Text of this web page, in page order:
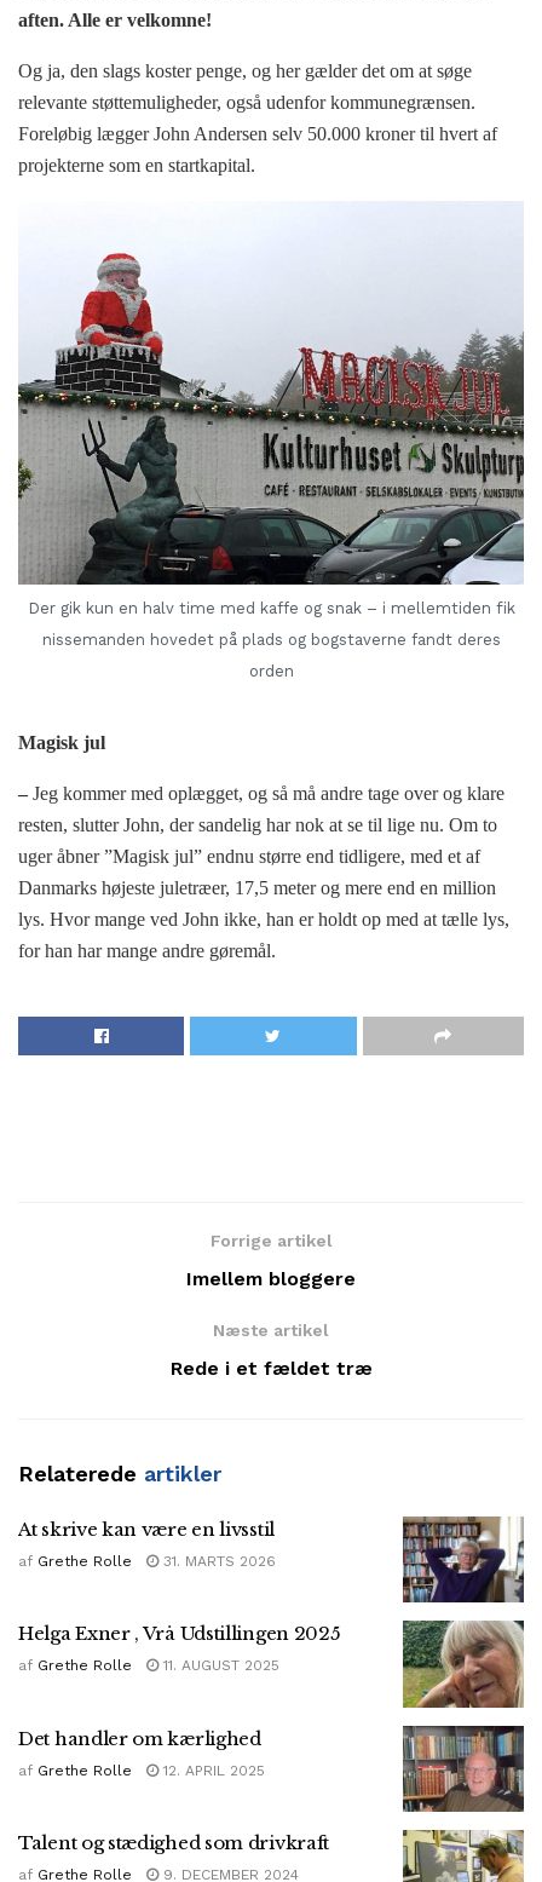
aften. Alle er velkomne!
Og ja, den slags koster penge, og her gælder det om at søge
relevante støttemuligheder, også udenfor kommunegrænsen.
Foreløbig lægger John Andersen selv 50.000 kroner til hvert af
projekterne som en startkapital.
Der gik kun en halv time med kaffe og snak – i mellemtiden fik
nissemanden hovedet på plads og bogstaverne fandt deres
orden
Magisk jul
– Jeg kommer med oplægget, og så må andre tage over og klare
resten, slutter John, der sandelig har nok at se til lige nu. Om to
uger åbner ”Magisk jul” endnu større end tidligere, med et af
Danmarks højeste juletræer, 17,5 meter og mere end en million
lys. Hvor mange ved John ikke, han er holdt op med at tælle lys,
for han har mange andre gøremål.
Forrige artikel
Imellem bloggere
Næste artikel
Rede i et fældet træ
Relaterede artikler
At skrive kan være en livsstil
af Grethe Rolle 31. MARTS 2026
Helga Exner , Vrå Udstillingen 2025
af Grethe Rolle 11. AUGUST 2025
Det handler om kærlighed
af Grethe Rolle 12. APRIL 2025
Talent og stædighed som drivkraft
af Grethe Rolle 9. DECEMBER 2024